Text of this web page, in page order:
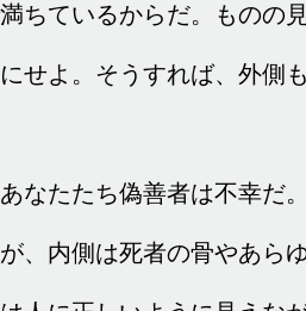
ちているからだ。ものの
せよ。そうすれば、外側
なたたち偽善者は不幸だ
、内側は死者の骨やあら